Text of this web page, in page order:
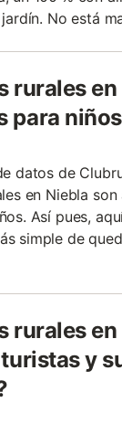
No está
rurales
para
datos de
en Niebla
Así pues,
simple de
rurales
y